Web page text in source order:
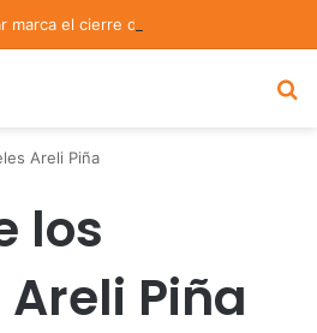
Areli Piña
los
Piña